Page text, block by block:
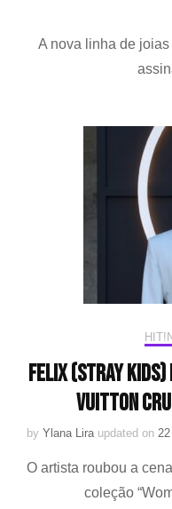
A nova linha de
Felix (Stray Kids)
Vuitton
by Ylana Lira updated on
O artista roubou a
coleção